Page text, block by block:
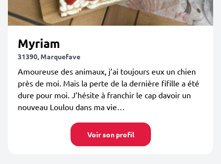
Myriam
31390, Marquefave
Amoureuse des animaux, j’ai toujours eux un chien
près de moi. Mais la perte de la dernière fifille a été
dure pour moi. J’hésite à franchir le cap davoir un
nouveau Loulou dans ma vie…
Voir son profil